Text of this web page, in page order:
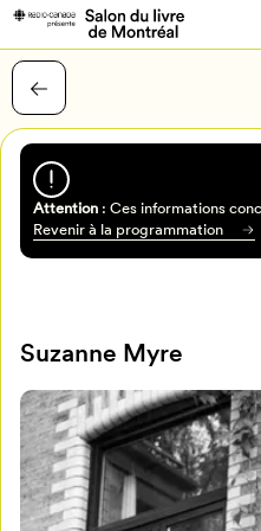
Attention: Ces informations
Revenir à la programmation
Suzanne Myre